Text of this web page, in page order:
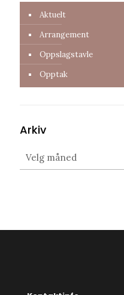
Aktuelt
Arrangement
Oppslagstavle
Opptak
Arkiv
Arkiv